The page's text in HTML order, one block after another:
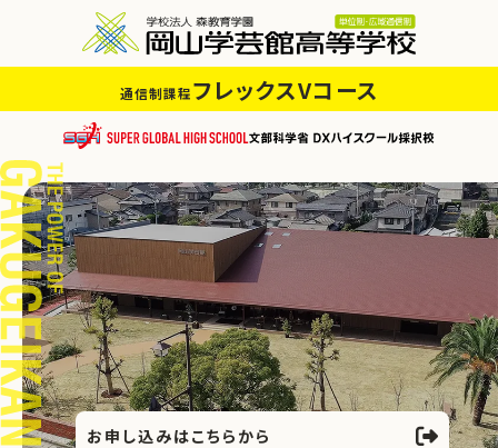
通信制課程フレックスVコース
お申し込みはこちらから